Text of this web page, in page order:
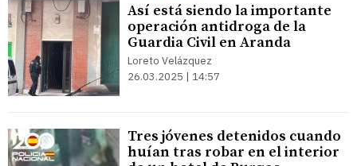
Así está siendo la importante
operación antidroga de la
Guardia Civil en Aranda
Loreto Velázquez
26.03.2025 | 14:57
Tres jóvenes detenidos cuando
huían tras robar en el interior